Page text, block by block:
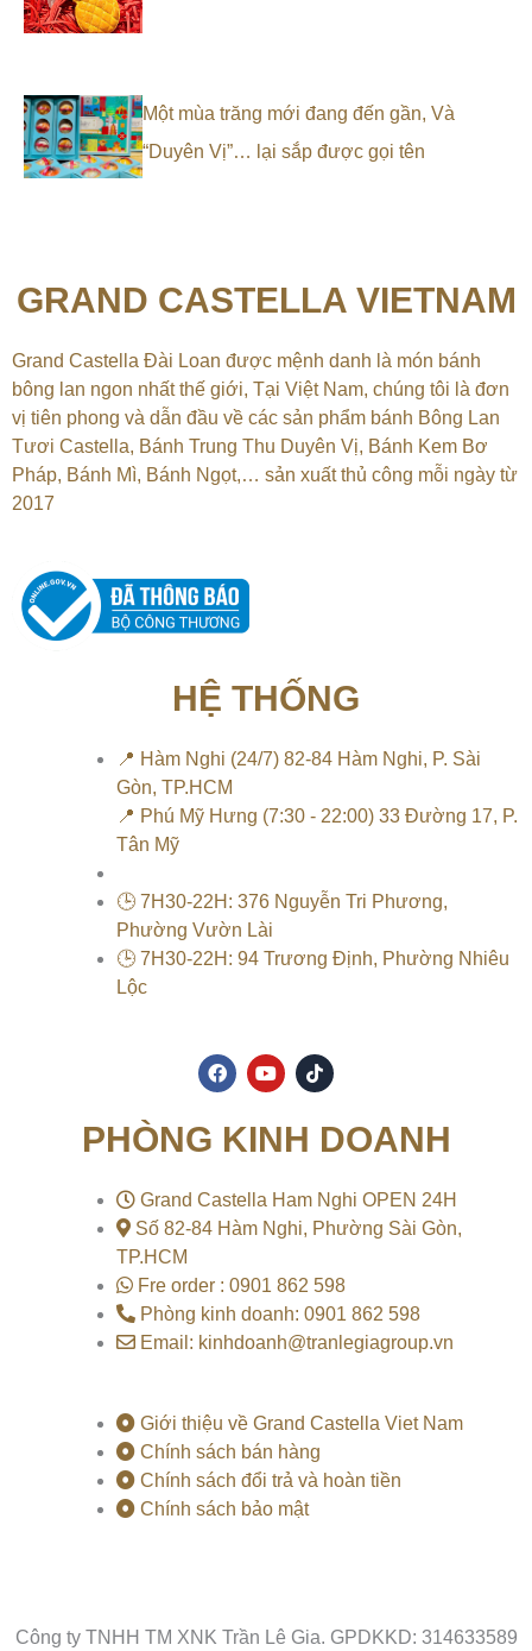
Một mùa trăng mới đang đến gần, Và
“Duyên Vị”… lại sắp được gọi tên
GRAND CASTELLA VIETNAM
Grand Castella Đài Loan được mệnh danh là món bánh
bông lan ngon nhất thế giới, Tại Việt Nam, chúng tôi là đơn
vị tiên phong và dẫn đầu về các sản phẩm bánh Bông Lan
Tươi Castella, Bánh Trung Thu Duyên Vị, Bánh Kem Bơ
Pháp, Bánh Mì, Bánh Ngọt,… sản xuất thủ công mỗi ngày từ
2017
HỆ THỐNG
📍 Hàm Nghi (24/7) 82-84 Hàm Nghi, P. Sài
Gòn, TP.HCM
📍 Phú Mỹ Hưng (7:30 - 22:00) 33 Đường 17, P.
Tân Mỹ
🕒 7H30-22H: 376 Nguyễn Tri Phương,
Phường Vườn Lài
🕒 7H30-22H: 94 Trương Định, Phường Nhiêu
Lộc
F
a
o
k
Y
o
u
b
T
i
k
PHÒNG KINH DOANH
Grand Castella Ham Nghi OPEN 24H
Số 82-84 Hàm Nghi, Phường Sài Gòn,
TP.HCM
Fre order : 0901 862 598
Phòng kinh doanh: 0901 862 598
Email: kinhdoanh@tranlegiagroup.vn
Giới thiệu về Grand Castella Viet Nam
Chính sách bán hàng
Chính sách đổi trả và hoàn tiền
Chính sách bảo mật
Công ty TNHH TM XNK Trần Lê Gia. GPDKKD: 314633589